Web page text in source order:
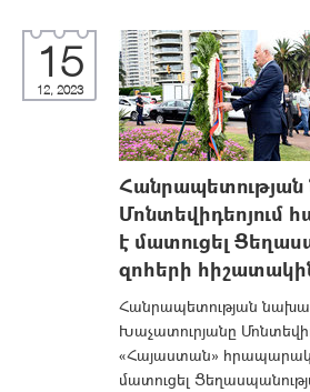
15
12, 2023
Մոնտեվիդեոյում
է մատուցել
զոհերի
Հանրապետության
Խաչատուրյանը
«Հայաստան»
մատուցել